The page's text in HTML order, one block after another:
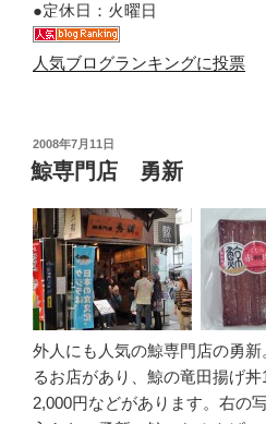
●定休日：火曜日
人気ブログランキングに投票
投
稿
日:
2008年7月11日
鯨専門店 勇新
外人にも人気の鯨専門店の勇
るお店があり、鯨の竜田揚げ
2,000円などがあります。右の